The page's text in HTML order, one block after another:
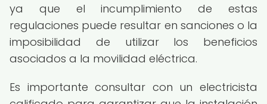
ya que el incumplimiento de estas
regulaciones puede resultar en sanciones o la
imposibilidad de utilizar los beneficios
asociados a la movilidad eléctrica.
Es importante consultar con un electricista